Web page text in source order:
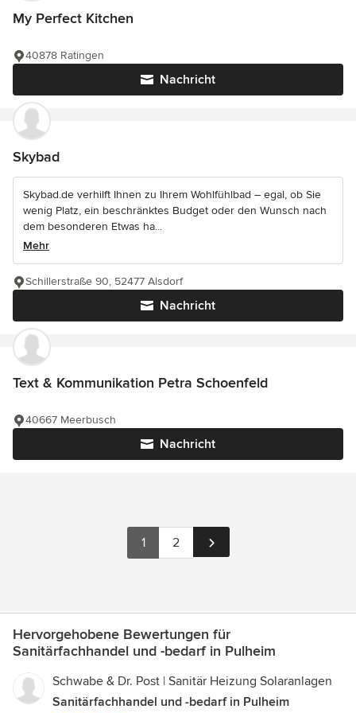
My Perfect Kitchen
Nachricht
40878 Ratingen
Skybad
Skybad.de verhilft Ihnen zu Ihrem Wohlfühlbad – egal, ob Sie
wenig Platz, ein beschränktes Budget oder den Wunsch nach
dem besonderen Etwas ha...
Mehr
Nachricht
Schillerstraße 90, 52477 Alsdorf
Text & Kommunikation Petra Schoenfeld
Nachricht
40667 Meerbusch
1 2
Hervorgehobene Bewertungen für
Sanitärfachhandel und -bedarf in Pulheim
Schwabe & Dr. Post | Sanitär Heizung Solaranlagen
Sanitärfachhandel und -bedarf in Pulheim